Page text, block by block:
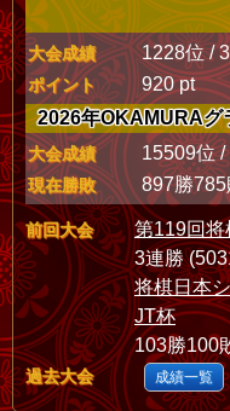
大会成績 1228位 /
ポイント
920 pt
2026年OKAMURAグ
大会成績 15509位
現在勝敗 897勝
前回大会
第119回
3連勝
将棋日本
JT杯
103勝100
過去大会 成績一覧